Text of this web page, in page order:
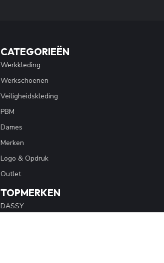
CATEGORIEËN
Werkkleding
Werkschoenen
Veiligheidskleding
PBM
Dames
Merken
Logo & Opdruk
Outlet
TOPMERKEN
DASSY